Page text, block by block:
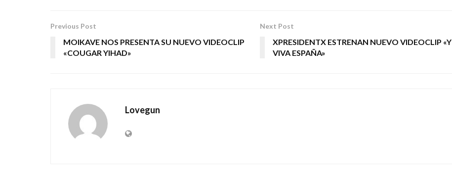
Previous Post
MOIKAVE NOS PRESENTA SU NUEVO VIDEOCLIP
«COUGAR YIHAD»
Next Post
XPRESIDENTX ESTRENAN NUEVO VIDEOCLIP «Y
VIVA ESPAÑA»
Lovegun